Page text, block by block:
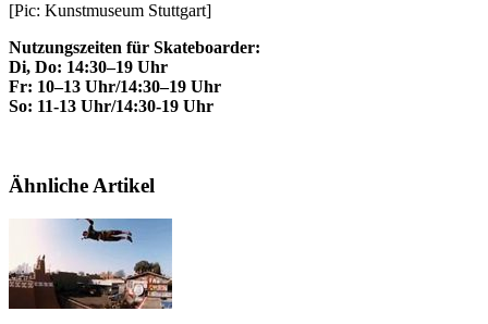
[Pic: Kunstmuseum Stuttgart]
Nutzungszeiten für Skateboarder:
Di, Do: 14:30–19 Uhr
Fr: 10–13 Uhr/14:30–19 Uhr
So: 11-13 Uhr/14:30-19 Uhr
Ähnliche Artikel